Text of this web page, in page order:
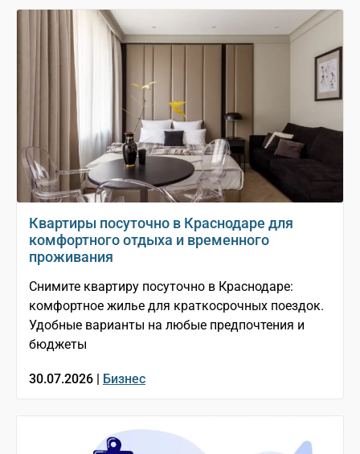
Квартиры посуточно в Краснодаре для
комфортного отдыха и временного
проживания
Снимите квартиру посуточно в Краснодаре:
комфортное жилье для краткосрочных поездок.
Удобные варианты на любые предпочтения и
бюджеты
30.07.2026 | Бизнес